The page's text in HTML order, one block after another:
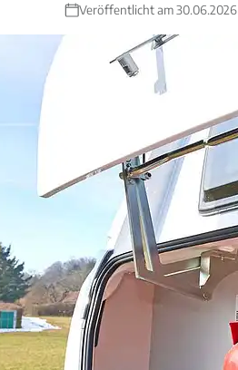
Veröffentlicht am 30.06.2026